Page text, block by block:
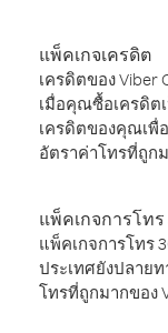
แพ็คเกจเครดิต
เครดิตของ Viber
เมื่อคุณซื้อเครดิต
เครดิตของคุณเพื่
อัตราค่าโทรที่ถูก
แพ็คเกจการโทร
แพ็คเกจการโทร
ประเทศยังปลาย
โทรที่ถูกมากของ